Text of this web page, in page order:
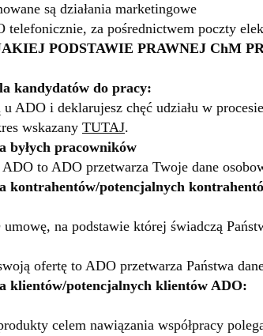
są działania marketingowe
telefonicznie, za pośrednictwem poczty
PODSTAWIE PRAWNEJ ChM
kandydatów do pracy:
u ADO i deklarujesz chęć udziału w
wskazany TUTAJ.
byłych pracowników
to ADO przetwarza Twoje dane
kontrahentów/potencjalnych
na podstawie której świadczą
ofertę to ADO przetwarza Państwa
klientów/potencjalnych klientów ADO:
celem nawiązania współpracy